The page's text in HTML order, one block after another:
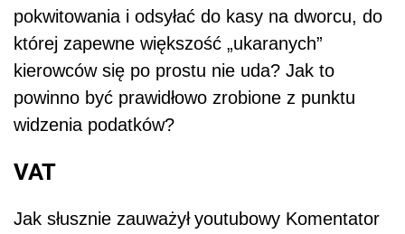
pokwitowania i odsyłać do kasy na dworcu, do
której zapewne większość „ukaranych”
kierowców się po prostu nie uda? Jak to
powinno być prawidłowo zrobione z punktu
widzenia podatków?
VAT
Jak słusznie zauważył youtubowy Komentator